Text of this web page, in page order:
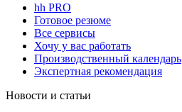
hh PRO
Готовое резюме
Все сервисы
Хочу у вас работать
Производственный календарь
Экспертная рекомендация
Новости и статьи